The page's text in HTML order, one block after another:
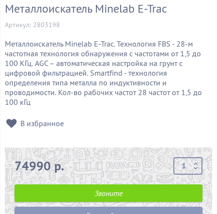
Металлоискатель Minelab E-Trac
Артикул: 2803198
Металлоискатель Minelab E-Trac. Технология FBS - 28-м
частотная технология обнаружения с частотами от 1,5 до
100 КГц. AGС – автоматическая настройка на грунт с
цифровой фильтрацией. Smartfind - технология
определения типа металла по индуктивности и
проводимости. Кол-во рабочих частот 28 частот от 1,5 до
100 кГц
В избранное
74990 р.
Звоните